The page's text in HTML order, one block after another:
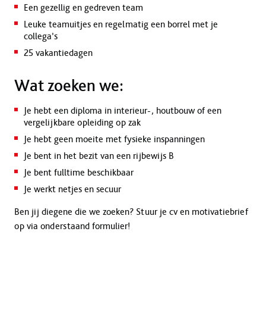
Een gezellig en gedreven team
Leuke teamuitjes en regelmatig een borrel met je
collega’s
25 vakantiedagen
Wat zoeken we:
Je hebt een diploma in interieur-, houtbouw of een
vergelijkbare opleiding op zak
Je hebt geen moeite met fysieke inspanningen
Je bent in het bezit van een rijbewijs B
Je bent fulltime beschikbaar
Je werkt netjes en secuur
Ben jij diegene die we zoeken? Stuur je cv en motivatiebrief
op via onderstaand formulier!